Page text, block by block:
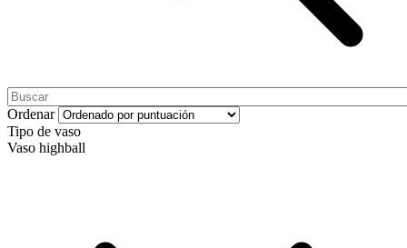
Ordenar
Tipo de vaso
Vaso highball